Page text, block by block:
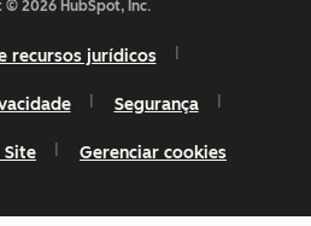
2026 HubSpot, Inc.
recursos jurídicos
Segurança
Site Gerenciar cookies